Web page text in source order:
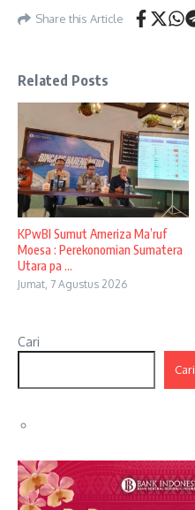
Share this Article
Related Posts
KPwBI Sumut Ameriza Ma’ruf
Moesa : Perekonomian Sumatera
Utara pa ...
Jumat, 7 Agustus 2026
Cari
Cari